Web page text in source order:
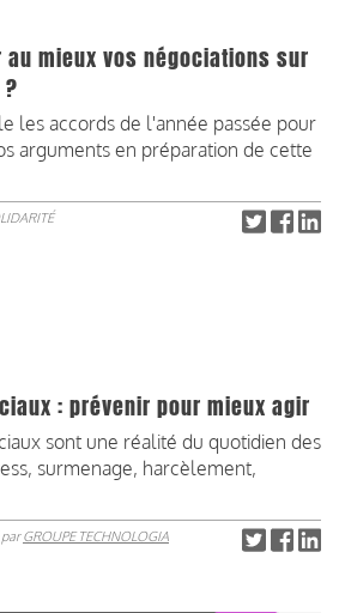
au mieux vos négociations sur
les accords de l'année passée pour
arguments en préparation de cette
: prévenir pour mieux agir
sont une réalité du quotidien des
surmenage, harcèlement,
parGROUPE TECHNOLOGIA